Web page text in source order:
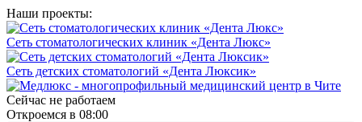
Наши проекты:
Сеть стоматологических клиник «Дента Люкс»
Сеть детских стоматологий «Дента Люксик»
Сейчас не работаем
Откроемся в 08:00